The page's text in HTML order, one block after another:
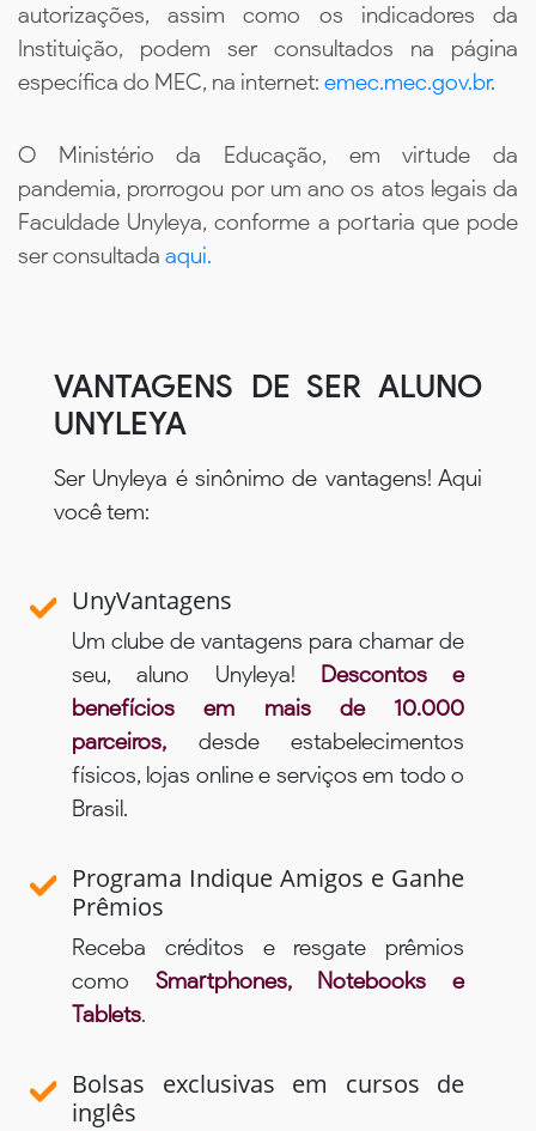
autorizações, assim como os indicadores da
Instituição, podem ser consultados na página
específica do MEC, na internet: emec.mec.gov.br.
O Ministério da Educação, em virtude da
pandemia, prorrogou por um ano os atos legais da
Faculdade Unyleya, conforme a portaria que pode
ser consultada aqui.
VANTAGENS DE SER ALUNO
UNYLEYA
Ser Unyleya é sinônimo de vantagens! Aqui
você tem:
UnyVantagens
Um clube de vantagens para chamar de
seu, aluno Unyleya! Descontos e
benefícios em mais de 10.000
parceiros, desde estabelecimentos
físicos, lojas online e serviços em todo o
Brasil.
Programa Indique Amigos e Ganhe
Prêmios
Receba créditos e resgate prêmios
como Smartphones, Notebooks e
Tablets.
Bolsas exclusivas em cursos de
inglês